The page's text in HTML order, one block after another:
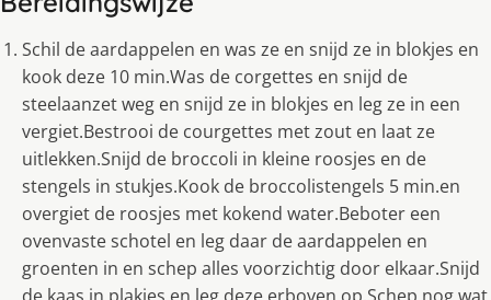
Schil de aardappelen en was ze en snijd ze in blokjes en
kook deze 10 min.Was de corgettes en snijd de
steelaanzet weg en snijd ze in blokjes en leg ze in een
vergiet.Bestrooi de courgettes met zout en laat ze
uitlekken.Snijd de broccoli in kleine roosjes en de
stengels in stukjes.Kook de broccolistengels 5 min.en
overgiet de roosjes met kokend water.Beboter een
ovenvaste schotel en leg daar de aardappelen en
groenten in en schep alles voorzichtig door elkaar.Snijd